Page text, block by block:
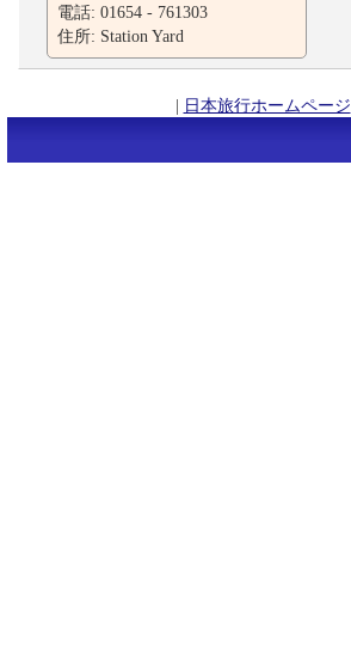
電話: 01654 - 761303
住所: Station Yard
| 日本旅行ホームページ